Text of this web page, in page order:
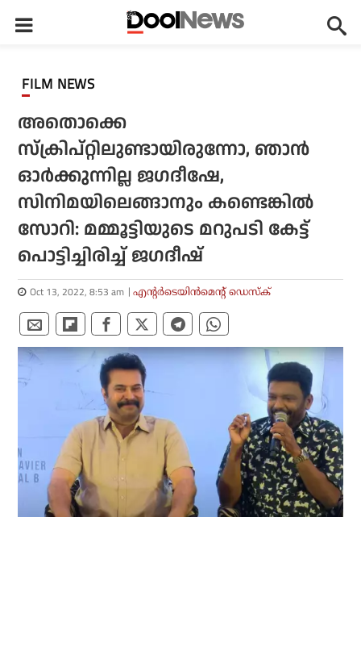
FILM NEWS
അതൊക്കെ
സ്‌ക്രിപ്റ്റിലുണ്ടായിരുന്നോ, ഞാന്‍
ഓര്‍ക്കുന്നില്ല ജഗദീഷേ,
സിനിമയിലെങ്ങാനും കണ്ടെങ്കില്‍
സോറി: മമ്മൂട്ടിയുടെ മറുപടി കേട്ട്
പൊട്ടിച്ചിരിച്ച് ജഗദീഷ്
Oct 13, 2022, 8:53 am എന്റര്‍ടെയിന്‍മെന്റ് ഡെസ്‌ക്